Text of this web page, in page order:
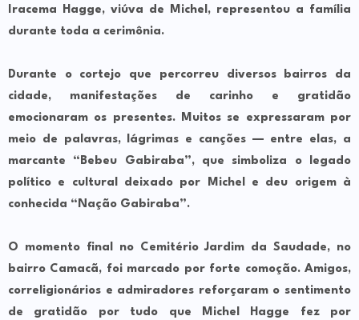
Iracema Hagge, viúva de Michel, representou a família
durante toda a cerimônia.
Durante o cortejo que percorreu diversos bairros da
cidade, manifestações de carinho e gratidão
emocionaram os presentes. Muitos se expressaram por
meio de palavras, lágrimas e canções — entre elas, a
marcante “Bebeu Gabiraba”, que simboliza o legado
político e cultural deixado por Michel e deu origem à
conhecida “Nação Gabiraba”.
O momento final no Cemitério Jardim da Saudade, no
bairro Camacã, foi marcado por forte comoção. Amigos,
correligionários e admiradores reforçaram o sentimento
de gratidão por tudo que Michel Hagge fez por